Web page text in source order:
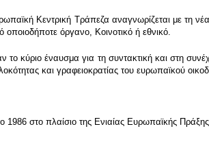
Κεντρική Τράπεζα αναγνωρίζεται με τη
όργανο, Κοινοτικό ή εθνικό.
κύριο έναυσμα για τη συντακτική και στη
και γραφειοκρατίας του ευρωπαϊκού
στο πλαίσιο της Ενιαίας Ευρωπαϊκής